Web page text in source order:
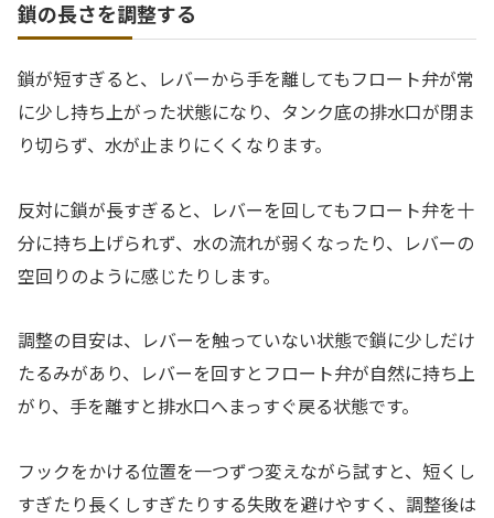
鎖の長さを調整する
鎖が短すぎると、レバーから手を離してもフロート弁が常
に少し持ち上がった状態になり、タンク底の排水口が閉ま
り切らず、水が止まりにくくなります。
反対に鎖が長すぎると、レバーを回してもフロート弁を十
分に持ち上げられず、水の流れが弱くなったり、レバーの
空回りのように感じたりします。
調整の目安は、レバーを触っていない状態で鎖に少しだけ
たるみがあり、レバーを回すとフロート弁が自然に持ち上
がり、手を離すと排水口へまっすぐ戻る状態です。
フックをかける位置を一つずつ変えながら試すと、短くし
すぎたり長くしすぎたりする失敗を避けやすく、調整後は